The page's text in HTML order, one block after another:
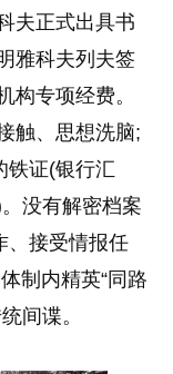
夫正式出具书
雅科夫列夫签
构专项经费。
触、思想洗脑;
铁证(银行汇
没有解密档案
、接受情报任
制内精英“同路
间谍。